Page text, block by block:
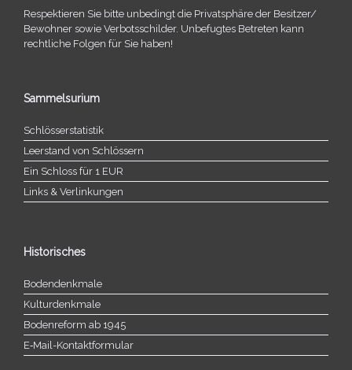
Respektieren Sie bitte unbe­dingt die Privatsphäre der Besitzer/​
Bewohner sowie Verbotsschilder. Unbefugtes Betreten kann
recht­li­che Folgen für Sie haben!
Sammelsurium
Schlösserstatistik
Leerstand von Schlössern
Ein Schloss für 1 EUR
Links & Verlinkungen
Historisches
Bodendenkmale
Kulturdenkmale
Bodenreform ab 1945
E‑Mail-​​Kontaktformular